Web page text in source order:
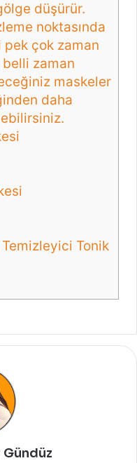
düşürür.
noktasında
çok zaman
belli zaman
maskeler
daha
Tonik